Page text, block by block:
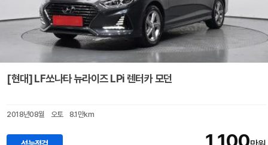
[현대] LF쏘나타 뉴라이즈 LPi 렌터카 모던
2018년08월 오토 8.1만km